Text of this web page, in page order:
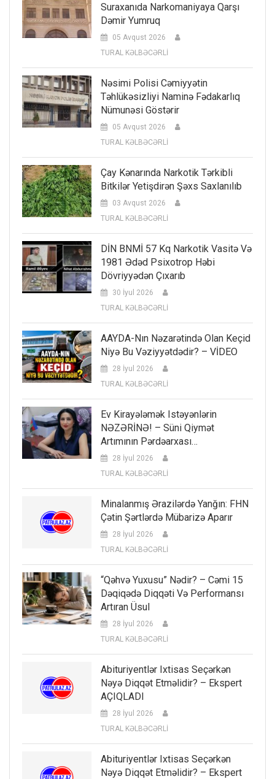
Suraxanıda Narkomaniyaya Qarşı
Dəmir Yumruq
05 Avqust 2026
TURAL KƏLBƏCƏRLİ
Nəsimi Polisi Cəmiyyətin
Təhlükəsizliyi Naminə Fədakarlıq
Nümunəsi Göstərir
05 Avqust 2026
TURAL KƏLBƏCƏRLİ
Çay Kənarında Narkotik Tərkibli
Bitkilər Yetişdirən Şəxs Saxlanılıb
03 Avqust 2026
TURAL KƏLBƏCƏRLİ
DİN BNMİ 57 Kq Narkotik Vasitə Və
1981 Ədəd Psixotrop Həbi
Dövriyyədən Çıxarıb
30 İyul 2026
TURAL KƏLBƏCƏRLİ
AAYDA-Nın Nəzarətində Olan Keçid
Niyə Bu Vəziyyətdədir? – VİDEO
28 İyul 2026
TURAL KƏLBƏCƏRLİ
Ev Kirayələmək Istəyənlərin
NƏZƏRİNƏ! – Süni Qiymət
Artımının Pərdəarxası…
28 İyul 2026
TURAL KƏLBƏCƏRLİ
Minalanmış Ərazilərdə Yanğın: FHN
Çətin Şərtlərdə Mübarizə Aparır
28 İyul 2026
TURAL KƏLBƏCƏRLİ
“Qəhvə Yuxusu” Nədir? – Cəmi 15
Dəqiqədə Diqqəti Və Performansı
Artıran Üsul
28 İyul 2026
TURAL KƏLBƏCƏRLİ
Abituriyentlər Ixtisas Seçərkən
Nəyə Diqqət Etməlidir? – Ekspert
AÇIQLADI
28 İyul 2026
TURAL KƏLBƏCƏRLİ
Abituriyentlər Ixtisas Seçərkən
Nəyə Diqqət Etməlidir? – Ekspert